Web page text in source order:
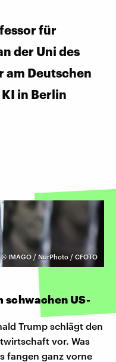
für
der Uni des
am Deutschen
in Berlin
© IMAGO / NurPhoto / CFOTO
schwachen US-
Trump schlägt den
vor. Was
fangen ganz vorne